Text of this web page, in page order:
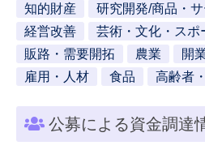
知的財産
研究開発/商品・
経営改善
芸術・文化・スポ
販路・需要開拓
農業 開
雇用・人材
食品 高齢者
公募による資金調達